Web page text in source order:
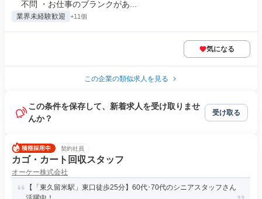
不問 ・お仕事のブランクがあ...
業界未経験歓迎 +11個
気になる
この企業の類似求人を見る
この条件を保存して、新着求人を受け取りませ
んか？
受け取る
契約社員
カゴ・カート回収スタッフ
オーケー株式会社
【「東久留米駅」東口徒歩25分】60代･70代のシニアスタッフさん